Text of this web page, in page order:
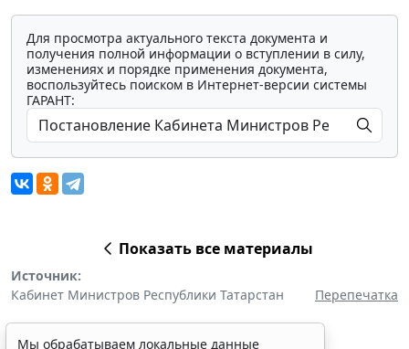
Для просмотра актуального текста документа и
получения полной информации о вступлении в силу,
изменениях и порядке применения документа,
воспользуйтесь поиском в Интернет-версии системы
ГАРАНТ:
Показать все материалы
Источник:
Кабинет Министров Республики Татарстан
Перепечатка
Мы обрабатываем локальные данные